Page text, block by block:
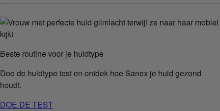
Beste routine voor je huidtype
Doe de huidtype test en ontdek hoe Sanex je huid gezond
houdt.
DOE DE TEST